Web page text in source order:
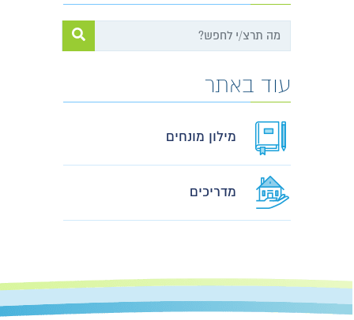
עוד באתר
מילון מונחים
מדריכים